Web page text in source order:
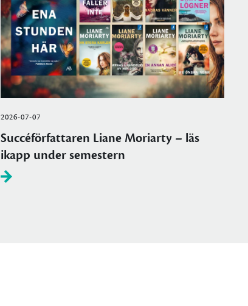
2026-07-07
Succéförfattaren Liane Moriarty – läs
ikapp under semestern